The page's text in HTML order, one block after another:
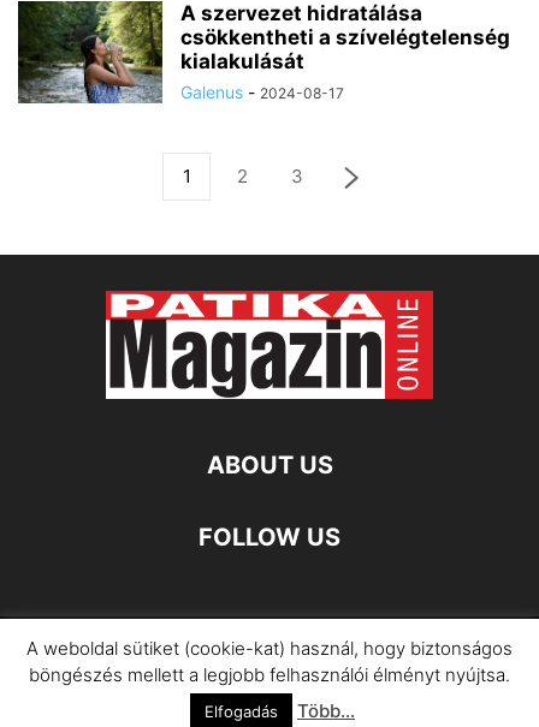
A szervezet hidratálása
csökkentheti a szívelégtelenség
kialakulását
Galenus - 2024-08-17
1 2 3
ABOUT US
FOLLOW US
Impresszum Adatkezelési Információ
©
A weboldal sütiket (cookie-kat) használ, hogy biztonságos
böngészés mellett a legjobb felhasználói élményt nyújtsa.
Elfogadás Több...